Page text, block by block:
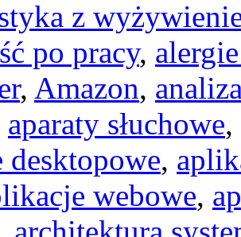
z
po pracy,
, Amazon,
aparaty słuchowe,
desktopowe,
webowe,